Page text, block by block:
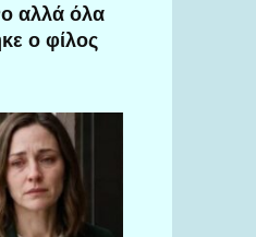
αλλά όλα
ο φίλος